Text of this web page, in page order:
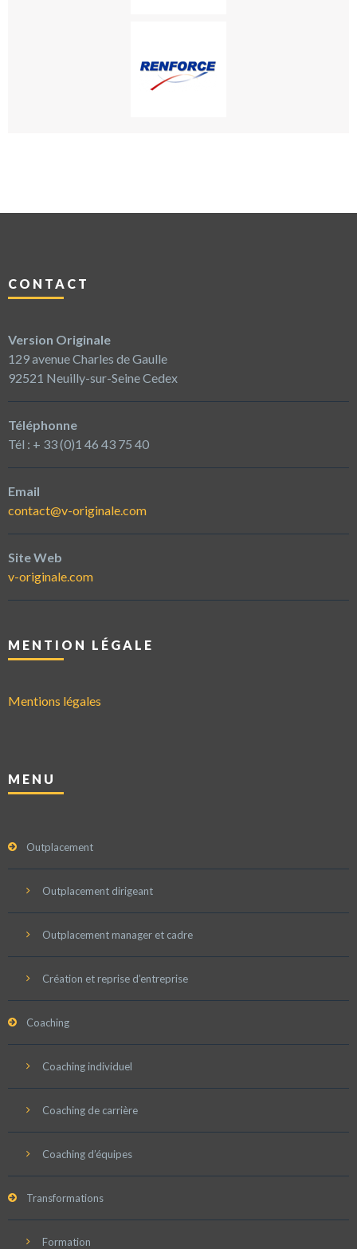
CONTACT
Version Originale
129 avenue Charles de Gaulle
92521 Neuilly-sur-Seine Cedex
Téléphonne
Tél : + 33 (0)1 46 43 75 40
Email
contact@v-originale.com
Site Web
v-originale.com
MENTION LÉGALE
Mentions légales
MENU
Outplacement
Outplacement dirigeant
Outplacement manager et cadre
Création et reprise d’entreprise
Coaching
Coaching individuel
Coaching de carrière
Coaching d’équipes
Transformations
Formation